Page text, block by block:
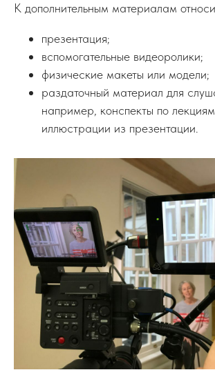
К дополнительным материалам
презентация;
вспомогательные видеоролики;
физические макеты или модели;
раздаточный материал для
например, конспекты по
иллюстрации из презентации.